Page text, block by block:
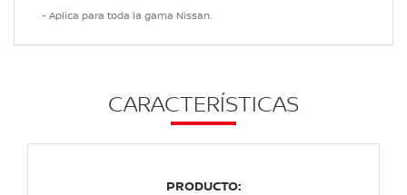
- Aplica para toda la gama Nissan.
CARACTERÍSTICAS
PRODUCTO: